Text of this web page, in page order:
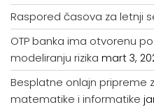
Raspored časova za letnji
OTP banka ima otvorenu
modeliranju rizika mart 3,
Besplatne onlajn pripreme
matematike i informatike